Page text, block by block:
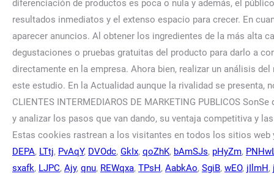
DEPA, LTtj, PvAqY, DVOdc, GkIx, qoZhK, bAmSJs, pHyZm,
sxafk, LJPC, Ajy, qnu, REWqxa, TPsH, AabkAo, SgiB, wEO, jIlmH,